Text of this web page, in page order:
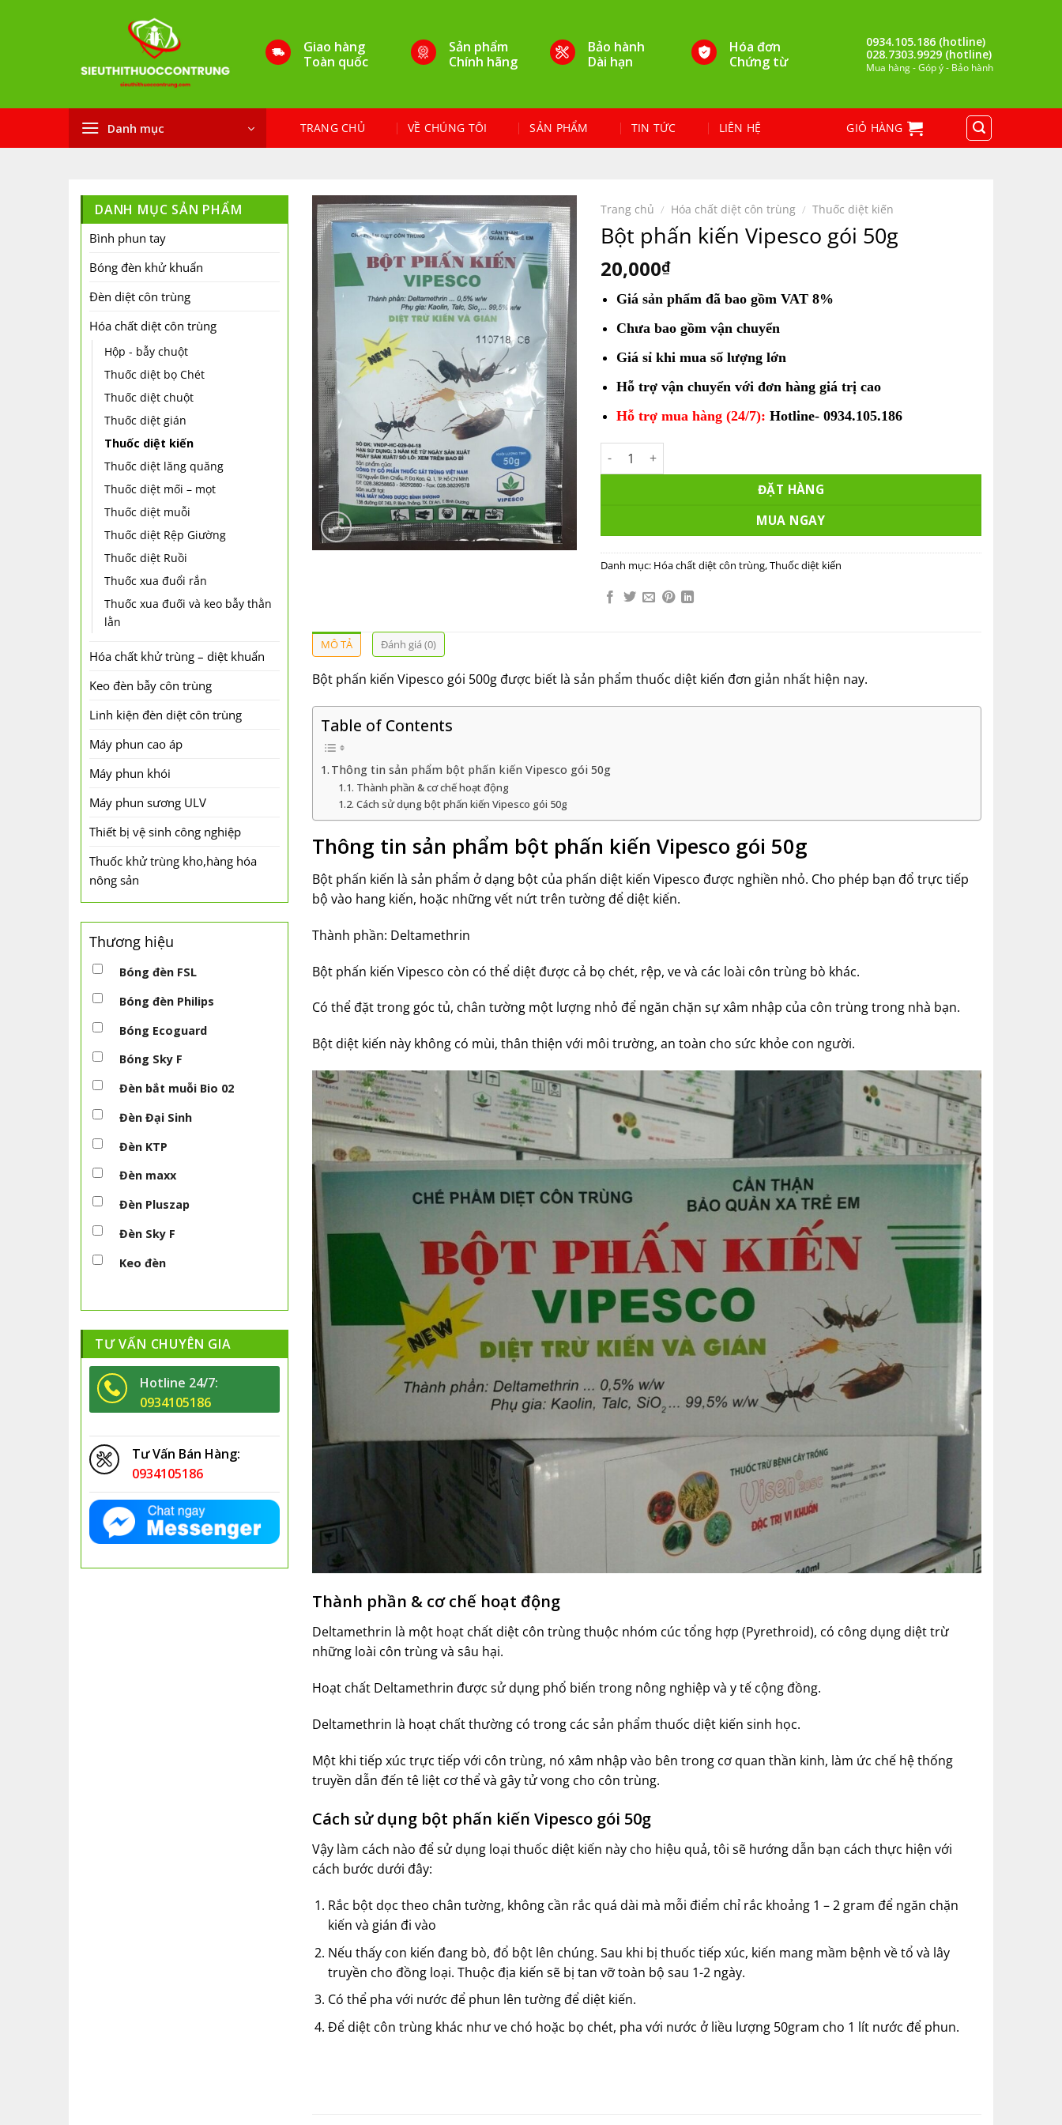
Giao hàng
Toàn quốc
Sản phẩm
Chính hãng
Bảo hành
Dài hạn
Hóa đơn
Chứng từ
0934.105.186 (hotline)
028.7303.9929 (hotline)
Mua hàng - Góp ý - Bảo hành
Danh mục TRANG CHỦ VỀ CHÚNG TÔI SẢN PHẨM TIN TỨC LIÊN HỆ GIỎ HÀNG
DANH MỤC SẢN PHẨM
Bình phun tay
Bóng đèn khử khuẩn
Đèn diệt côn trùng
Hóa chất diệt côn trùng
Hộp - bẫy chuột
Thuốc diệt bọ Chét
Thuốc diệt chuột
Thuốc diệt gián
Thuốc diệt kiến
Thuốc diệt lăng quăng
Thuốc diệt mối – mọt
Thuốc diệt muỗi
Thuốc diệt Rệp Giường
Thuốc diệt Ruồi
Thuốc xua đuổi rắn
Thuốc xua đuối và keo bẫy thằn
lằn
Hóa chất khử trùng – diệt khuẩn
Keo đèn bẫy côn trùng
Linh kiện đèn diệt côn trùng
Máy phun cao áp
Máy phun khói
Máy phun sương ULV
Thiết bị vệ sinh công nghiệp
Thuốc khử trùng kho,hàng hóa
nông sản
Thương hiệu
Bóng đèn FSL
Bóng đèn Philips
Bóng Ecoguard
Bóng Sky F
Đèn bắt muỗi Bio 02
Đèn Đại Sinh
Đèn KTP
Đèn maxx
Đèn Pluszap
Đèn Sky F
Keo đèn
TƯ VẤN CHUYÊN GIA
Hotline 24/7:
0934105186
Tư Vấn Bán Hàng:
0934105186
Trang chủ / Hóa chất diệt côn trùng / Thuốc diệt kiến
Bột phấn kiến Vipesco gói 50g
20,000₫
Giá sản phẩm đã bao gồm VAT 8%
Chưa bao gồm vận chuyển
Giá sỉ khi mua số lượng lớn
Hỗ trợ vận chuyển với đơn hàng giá trị cao
Hỗ trợ mua hàng (24/7): Hotline- 0934.105.186
Bột phấn kiến Vipesco gói 50g số lượng
ĐẶT HÀNG
MUA NGAY
Danh mục: Hóa chất diệt côn trùng,Thuốc diệt kiến
MÔ TẢ Đánh giá (0)
Bột phấn kiến Vipesco gói 500g được biết là sản phẩm thuốc diệt kiến đơn giản nhất hiện nay.
Table of Contents
Thông tin sản phẩm bột phấn kiến Vipesco gói 50g
Thành phần & cơ chế hoạt động
Cách sử dụng bột phấn kiến Vipesco gói 50g
Thông tin sản phẩm bột phấn kiến Vipesco gói 50g
Bột phấn kiến là sản phẩm ở dạng bột của phấn diệt kiến Vipesco được nghiền nhỏ. Cho phép bạn đổ trực tiếp
bộ vào hang kiến, hoặc những vết nứt trên tường để diệt kiến.
Thành phần: Deltamethrin
Bột phấn kiến Vipesco còn có thể diệt được cả bọ chét, rệp, ve và các loài côn trùng bò khác.
Có thể đặt trong góc tủ, chân tường một lượng nhỏ để ngăn chặn sự xâm nhập của côn trùng trong nhà bạn.
Bột diệt kiến này không có mùi, thân thiện với môi trường, an toàn cho sức khỏe con người.
Thành phần & cơ chế hoạt động
Deltamethrin là một hoạt chất diệt côn trùng thuộc nhóm cúc tổng hợp (Pyrethroid), có công dụng diệt trừ
những loài côn trùng và sâu hại.
Hoạt chất Deltamethrin được sử dụng phổ biến trong nông nghiệp và y tế cộng đồng.
Deltamethrin là hoạt chất thường có trong các sản phẩm thuốc diệt kiến sinh học.
Một khi tiếp xúc trực tiếp với côn trùng, nó xâm nhập vào bên trong cơ quan thần kinh, làm ức chế hệ thống
truyền dẫn đến tê liệt cơ thể và gây tử vong cho côn trùng.
Cách sử dụng bột phấn kiến Vipesco gói 50g
Vậy làm cách nào để sử dụng loại thuốc diệt kiến này cho hiệu quả, tôi sẽ hướng dẫn bạn cách thực hiện với
cách bước dưới đây:
Rắc bột dọc theo chân tường, không cần rắc quá dài mà mỗi điểm chỉ rắc khoảng 1 – 2 gram để ngăn chặn
kiến và gián đi vào
Nếu thấy con kiến đang bò, đổ bột lên chúng. Sau khi bị thuốc tiếp xúc, kiến mang mầm bệnh về tổ và lây
truyền cho đồng loại. Thuộc địa kiến sẽ bị tan vỡ toàn bộ sau 1-2 ngày.
Có thể pha với nước để phun lên tường để diệt kiến.
Để diệt côn trùng khác như ve chó hoặc bọ chét, pha với nước ở liều lượng 50gram cho 1 lít nước để phun.